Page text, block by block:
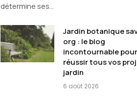
détermine ses…
Jardin botanique
org : le blog
incontournable pour
réussir tous vos
jardin
6 août 2026